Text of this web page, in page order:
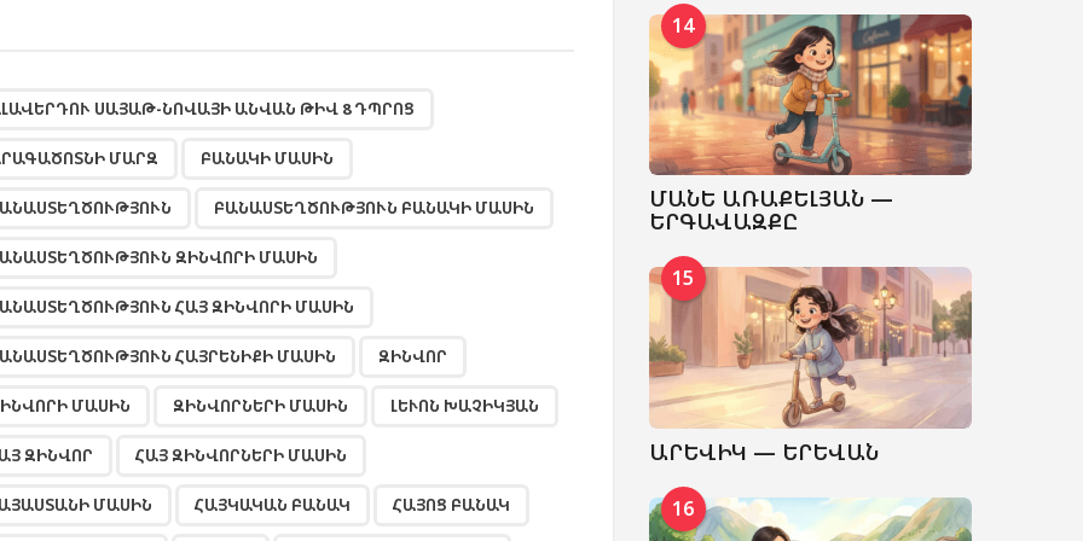
ՍԱՅԱԹ-ՆՈՎԱՅԻ ԱՆՎԱՆ ԹԻՎ 8 ԴՊՐՈՑ
ՄԱՐԶ ԲԱՆԱԿԻ ՄԱՍԻՆ
ԲԱՆԱՍՏԵՂԾՈՒԹՅՈՒՆ ԲԱՆԱԿԻ ՄԱՍԻՆ
ԶԻՆՎՈՐԻ ՄԱՍԻՆ
ՀԱՅ ԶԻՆՎՈՐԻ ՄԱՍԻՆ
ՀԱՅՐԵՆԻՔԻ ՄԱՍԻՆ ԶԻՆՎՈՐ
ՄԱՍԻՆ ԶԻՆՎՈՐՆԵՐԻ ՄԱՍԻՆ ԼԵՒՈՆ ԽԱՉԻԿՅԱՆ
ԶԻՆՎՈՐ ՀԱՅ ԶԻՆՎՈՐՆԵՐԻ ՄԱՍԻՆ
ՄԱՍԻՆ ՀԱՅԿԱԿԱՆ ԲԱՆԱԿ ՀԱՅՈՑ ԲԱՆԱԿ
14
ՄԱՆԵ ԱՌԱՔԵԼՅԱՆ —
ԵՐԳԱՎԱԶՔԸ
15
ԱՐԵՎԻԿ — ԵՐԵՎԱՆ
16